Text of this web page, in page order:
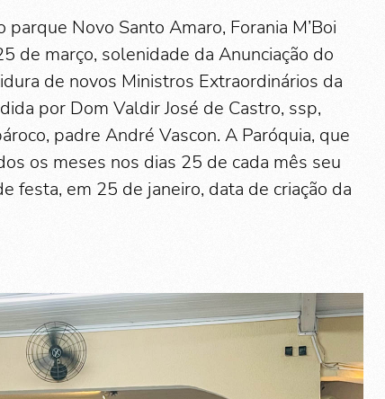
parque Novo Santo Amaro, Forania M’Boi
de março, solenidade da Anunciação do
de novos Ministros Extraordinários da
por Dom Valdir José de Castro, ssp,
padre André Vascon. A Paróquia, que
os meses nos dias 25 de cada mês seu
festa, em 25 de janeiro, data de criação da